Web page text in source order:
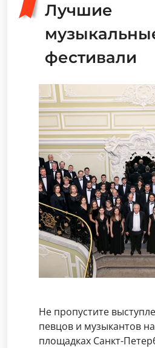
Лучшие
фестивали
Не пропустите
певцов и музыкантов
площадках Санкт-